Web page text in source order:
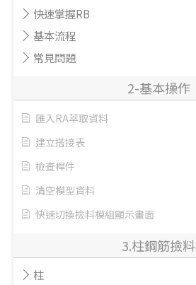
快速掌握RB
基本流程
常見問題
2-基本操作
匯入RA萃取資料
建立搭接表
檢查桿件
清空模型資料
快速切換撿料模組顯示畫面
3.柱鋼筋撿料
柱